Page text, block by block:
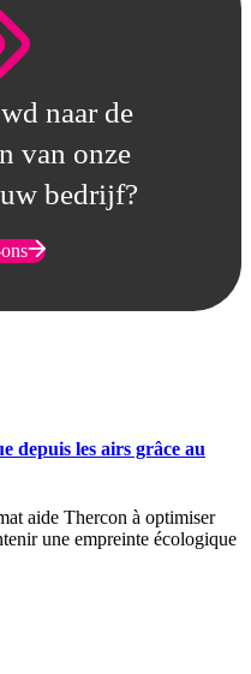
naar de
van onze
bedrijf?
depuis les airs grâce au
aide Thercon à optimiser
une empreinte écologique